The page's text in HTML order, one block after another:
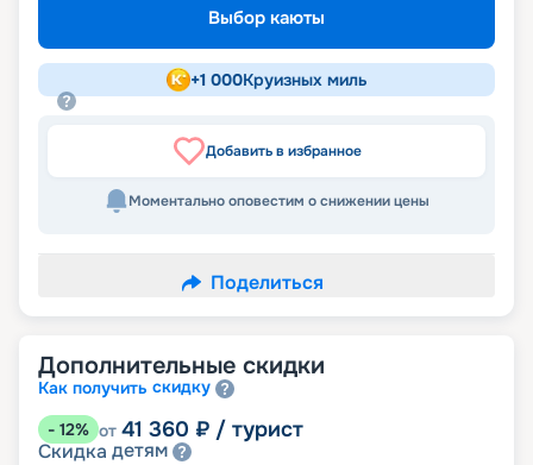
Выбор каюты
+1 000Круизных миль
Добавить в избранное
Моментально оповестим о снижении цены
Поделиться
Дополнительные скидки
Как получить скидку
- 12% от 41 360 ₽ / турист
Скидка детям